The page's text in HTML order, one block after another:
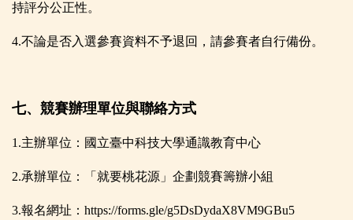
持評分公正性。
4.不論是否入選參賽資料不予退回，請參賽者自行備份。
七、競賽辦理單位與聯絡方式
1.主辦單位：國立臺中科技大學通識教育中心
2.承辦單位：「就要桃花源」企劃競賽籌辦小組
3.報名網址：https://forms.gle/g5DsDydaX8VM9GBu5